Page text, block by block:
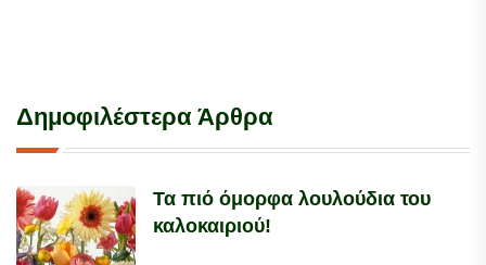
Δημοφιλέστερα Άρθρα
Τα πιό όμορφα λουλούδια του
καλοκαιριού!